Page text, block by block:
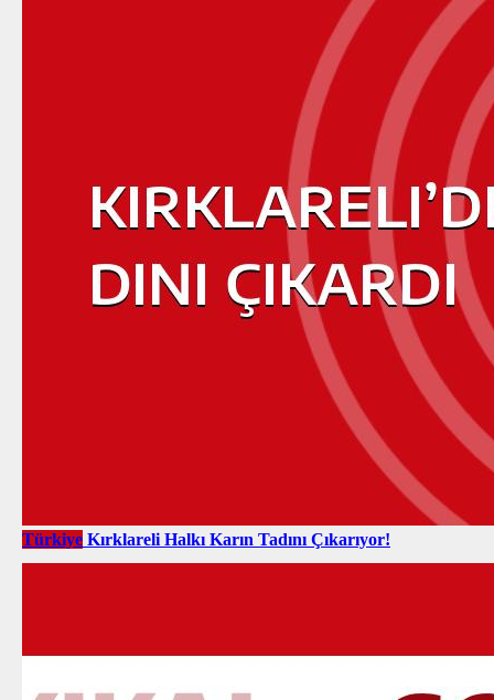
Türkiye Kırklareli Halkı Karın Tadını Çıkarıyor!